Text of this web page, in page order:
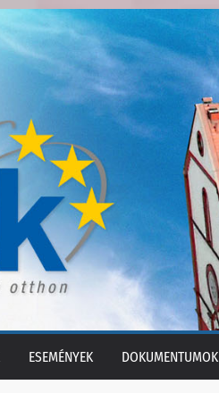
ESEMÉNYEK DOKUMENTUMOK